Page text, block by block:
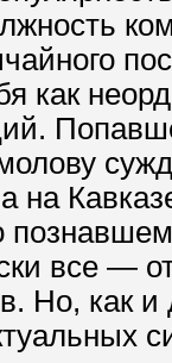
как
на
все —
Но, как и